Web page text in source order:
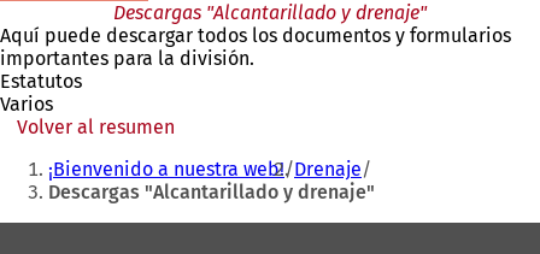
Descargas "Alcantarillado y drenaje"
Aquí puede descargar todos los documentos y formularios
importantes para la división.
Estatutos
Varios
Volver al resumen
Estás
aquí:
¡Bienvenido a nuestra web! Drenaje
Descargas "Alcantarillado y drenaje"